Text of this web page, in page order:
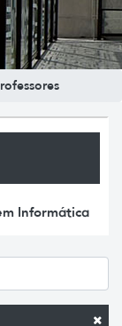
Informática